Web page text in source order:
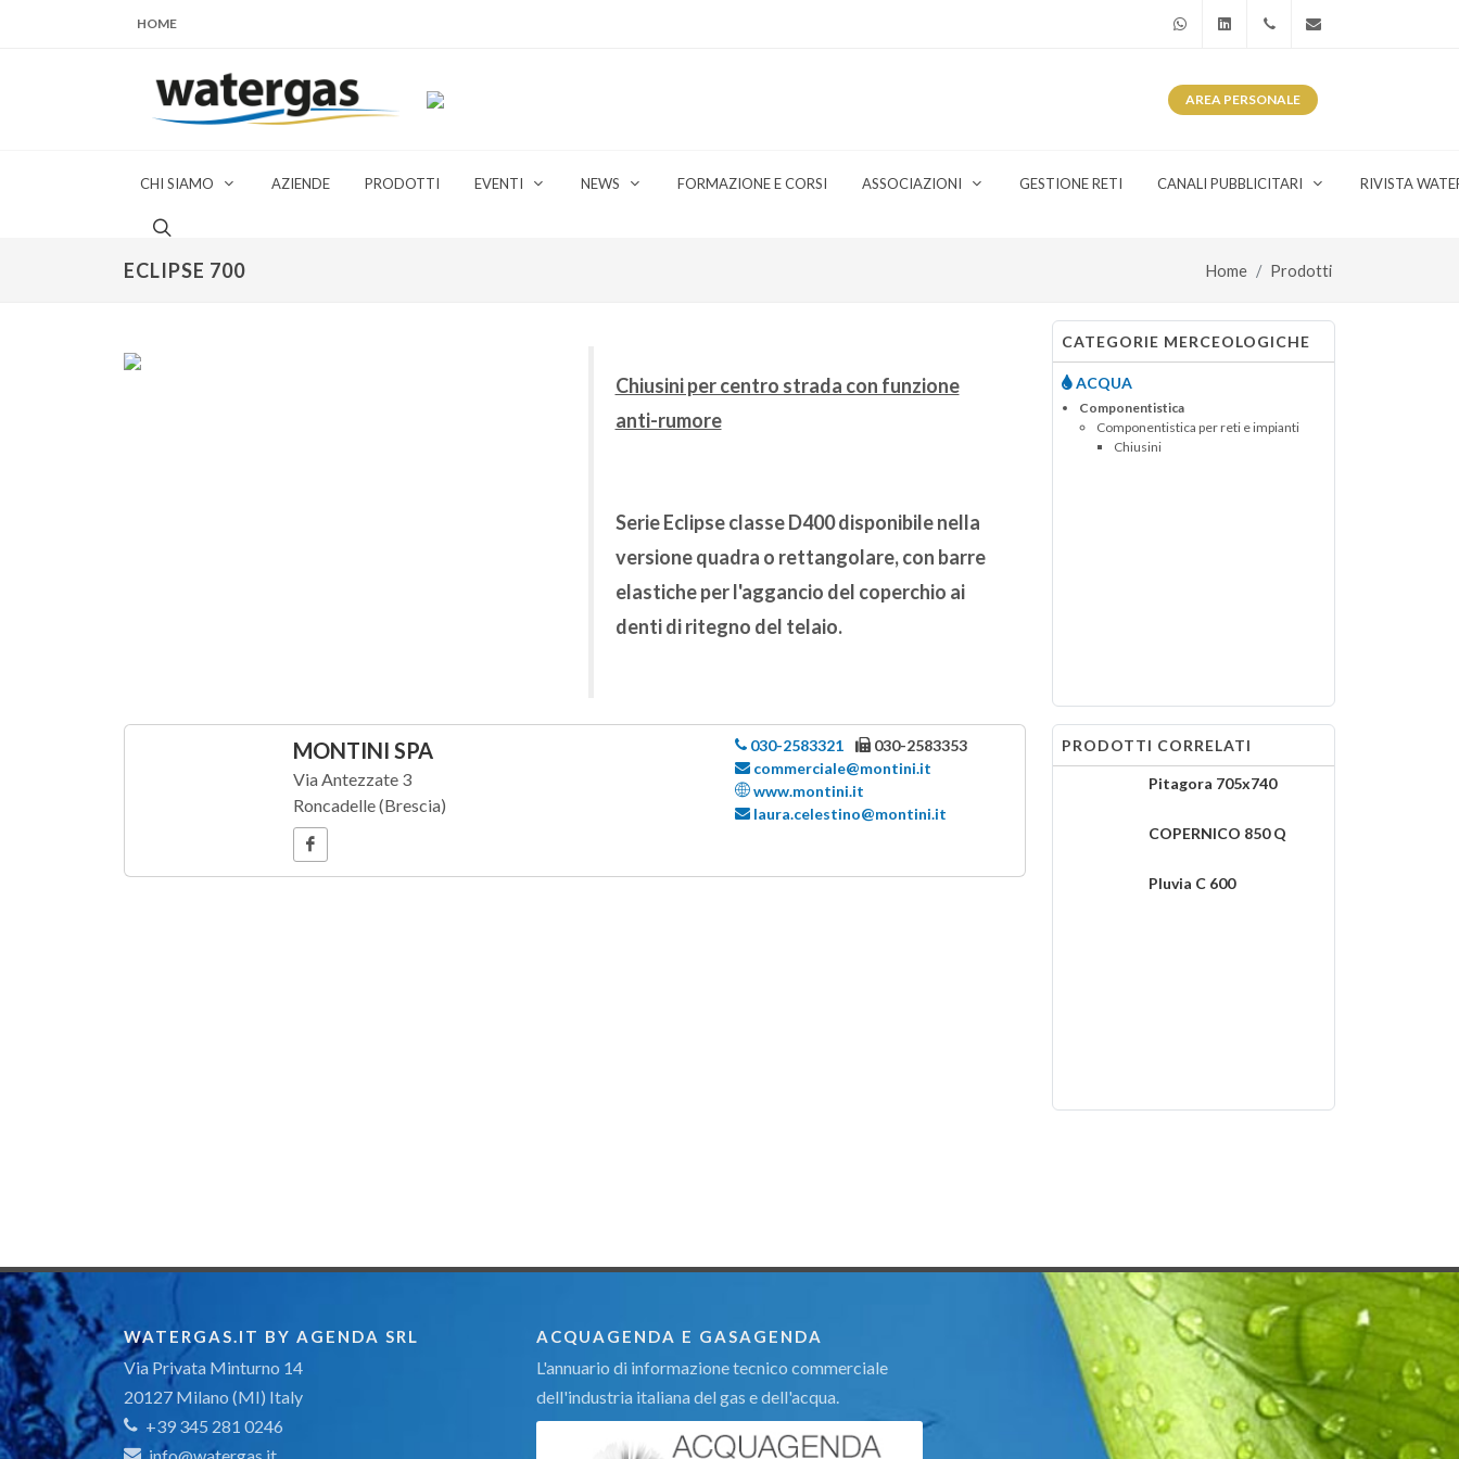
HOME WhatsAppLinkedin+39 345 281 0246
AREA PERSONALE
CHI SIAMO AZIENDE PRODOTTI EVENTI NEWS FORMAZIONE E CORSI ASSOCIAZIONI GESTIONE RETI CANALI PUBBLICITARI RIVISTA
ECLIPSE 700 Home Prodotti
Chiusini per centro strada con funzione
anti-rumore
Serie Eclipse classe D400 disponibile nella
versione quadra o rettangolare, con barre
elastiche per l'aggancio del coperchio ai
denti di ritegno del telaio.
MONTINI SPA
Via Antezzate 3
Roncadelle (Brescia)
030-2583321
030-2583353
commerciale@montini.it
www.montini.it
laura.celestino@montini.it
CATEGORIE MERCEOLOGICHE
ACQUA
Componentistica
Componentistica per reti e impianti
Chiusini
PRODOTTI CORRELATI
Pitagora 705x740
COPERNICO 850 Q
Pluvia C 600
WATERGAS.IT BY AGENDA SRL
Via Privata Minturno 14
20127 Milano (MI) Italy
+39 345 281 0246
ACQUAGENDA E GASAGENDA
L'annuario di informazione tecnico commerciale
dell'industria italiana del gas e dell'acqua.